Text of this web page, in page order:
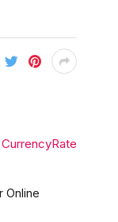
CurrencyRate
Online